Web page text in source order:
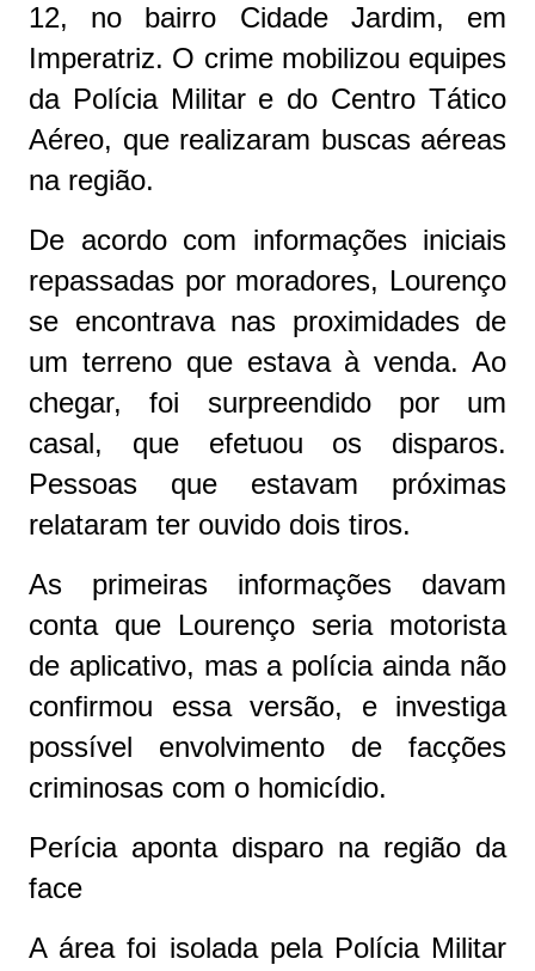
12, no bairro Cidade Jardim, em
Imperatriz. O crime mobilizou equipes
da Polícia Militar e do Centro Tático
Aéreo, que realizaram buscas aéreas
na região.
De acordo com informações iniciais
repassadas por moradores, Lourenço
se encontrava nas proximidades de
um terreno que estava à venda. Ao
chegar, foi surpreendido por um
casal, que efetuou os disparos.
Pessoas que estavam próximas
relataram ter ouvido dois tiros.
As primeiras informações davam
conta que Lourenço seria motorista
de aplicativo, mas a polícia ainda não
confirmou essa versão, e investiga
possível envolvimento de facções
criminosas com o homicídio.
Perícia aponta disparo na região da
face
A área foi isolada pela Polícia Militar